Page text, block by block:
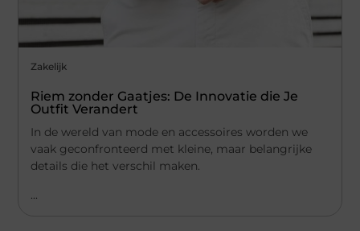
Zakelijk
Riem zonder Gaatjes: De Innovatie die Je
Outfit Verandert
In de wereld van mode en accessoires worden we
vaak geconfronteerd met kleine, maar belangrijke
details die het verschil maken.
...